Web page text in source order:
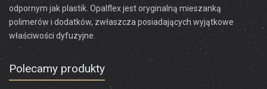
odpornym jak plastik. Opalflex jest oryginalną mieszanką
polimerów i dodatków, zwłaszcza posiadających wyjątkowe
właściwości dyfuzyjne.
Polecamy produkty